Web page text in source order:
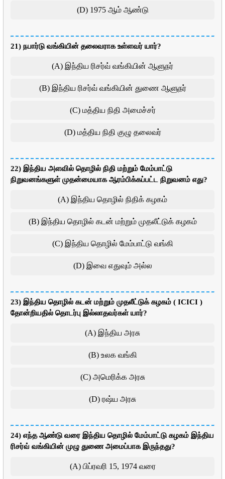
(D) 1975 ஆம் ஆண்டு
21) நபார்டு வங்கியின் தலைவராக உள்ளவர் யார்?
(A) இந்திய ரிசர்வ் வங்கியின் ஆளுநர்
(B) இந்திய ரிசர்வ் வங்கியின் துணை ஆளுநர்
(C) மத்திய நிதி அமைச்சர்
(D) மத்திய நிதி குழு தலைவர்
22) இந்திய அளவில் தொழில் நிதி மற்றும் மேம்பாட்டு
நிறுவனங்களுள் முதன்மையாக ஆரம்பிக்கப்பட்ட நிறுவனம் எது?
(A) இந்திய தொழில் நிதிக் கழகம்
(B) இந்திய தொழில் கடன் மற்றும் முதலீட்டுக் கழகம்
(C) இந்திய தொழில் மேம்பாட்டு வங்கி
(D) இவை எதுவும் அல்ல
23) இந்திய தொழில் கடன் மற்றும் முதலீட்டுக் கழகம் ( ICICI )
தோன்றியதில் தொடர்பு இல்லாதவர்கள் யார்?
(A) இந்திய அரசு
(B) உலக வங்கி
(C) அமெரிக்க அரசு
(D) ரஷ்ய அரசு
24) எந்த ஆண்டு வரை இந்திய தொழில் மேம்பாட்டு கழகம் இந்திய
ரிசர்வ் வங்கியின் முழு துணை அமைப்பாக இருந்தது?
(A) பிப்ரவரி 15, 1974 வரை